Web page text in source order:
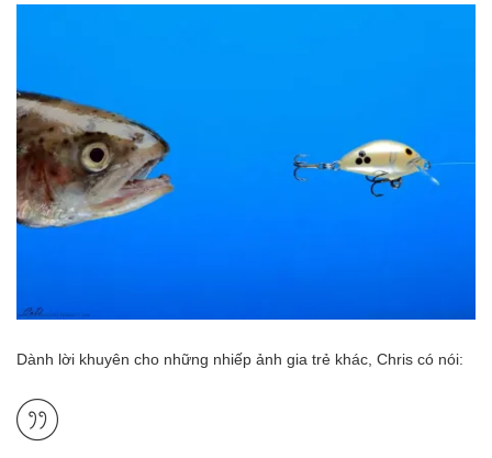
Dành lời khuyên cho những nhiếp ảnh gia trẻ khác, Chris có nói: